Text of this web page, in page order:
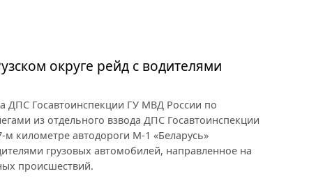
округе рейд с водителями
ДПС Госавтоинспекции ГУ МВД России по
из отдельного взвода ДПС Госавтоинспекции
километре автодороги М-1 «Беларусь»
грузовых автомобилей, направленное на
происшествий.